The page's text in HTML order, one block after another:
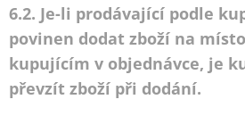
6.2. Je-li prodávající podle
povinen dodat zboží na
kupujícím v objednávce, je
převzít zboží při dodání.